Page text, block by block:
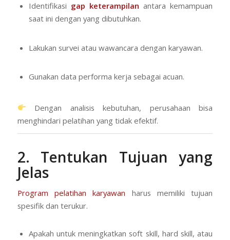
Identifikasi gap keterampilan antara kemampuan
saat ini dengan yang dibutuhkan.
Lakukan survei atau wawancara dengan karyawan.
Gunakan data performa kerja sebagai acuan.
Dengan analisis kebutuhan, perusahaan bisa
menghindari pelatihan yang tidak efektif.
2. Tentukan Tujuan yang
Jelas
Program pelatihan karyawan harus memiliki tujuan
spesifik dan terukur.
Apakah untuk meningkatkan soft skill, hard skill, atau